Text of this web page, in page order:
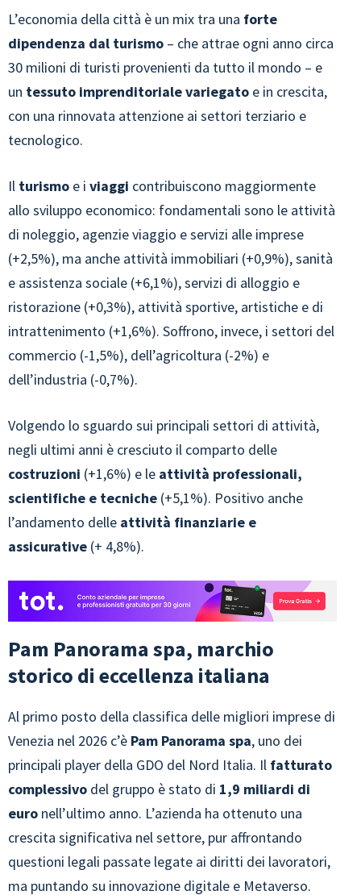
L’economia della città è un mix tra una forte
dipendenza dal turismo – che attrae ogni anno circa
30 milioni di turisti provenienti da tutto il mondo – e
un tessuto imprenditoriale variegato e in crescita,
con una rinnovata attenzione ai settori terziario e
tecnologico.
Il turismo e i viaggi contribuiscono maggiormente
allo sviluppo economico: fondamentali sono le attività
di noleggio, agenzie viaggio e servizi alle imprese
(+2,5%), ma anche attività immobiliari (+0,9%), sanità
e assistenza sociale (+6,1%), servizi di alloggio e
ristorazione (+0,3%), attività sportive, artistiche e di
intrattenimento (+1,6%). Soffrono, invece, i settori del
commercio (-1,5%), dell’agricoltura (-2%) e
dell’industria (-0,7%).
Volgendo lo sguardo sui principali settori di attività,
negli ultimi anni è cresciuto il comparto delle
costruzioni (+1,6%) e le attività professionali,
scientifiche e tecniche (+5,1%). Positivo anche
l’andamento delle attività finanziarie e
assicurative (+ 4,8%).
Pam Panorama spa, marchio
storico di eccellenza italiana
Al primo posto della classifica delle migliori imprese di
Venezia nel 2026 c’è Pam Panorama spa, uno dei
principali player della GDO del Nord Italia. Il fatturato
complessivo del gruppo è stato di 1,9 miliardi di
euro nell’ultimo anno. L’azienda ha ottenuto una
crescita significativa nel settore, pur affrontando
questioni legali passate legate ai diritti dei lavoratori,
ma puntando su innovazione digitale e Metaverso.